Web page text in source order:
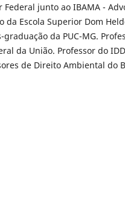
junto ao IBAMA -
da Escola Superior Dom
da PUC-MG.
da União. Professor do
de Direito Ambiental do